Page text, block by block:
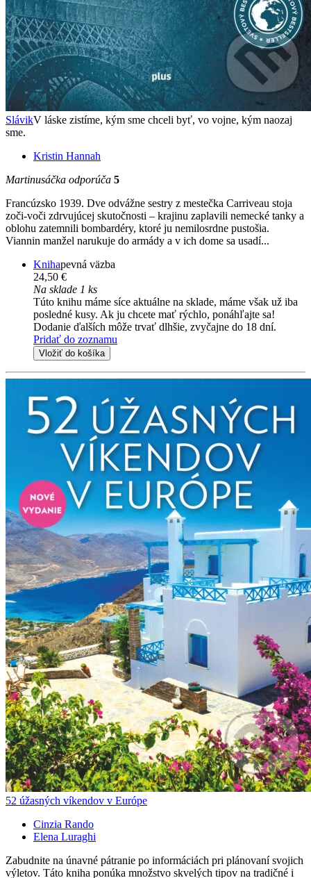
SlávikV láske zistíme, kým sme chceli byť, vo vojne, kým naozaj
sme.
Kristin Hannah
Martinusáčka odporúča 5
Francúzsko 1939. Dve odvážne sestry z mestečka Carriveau stoja
zoči-voči zdrvujúcej skutočnosti – krajinu zaplavili nemecké tanky a
oblohu zatemnili bombardéry, ktoré ju nemilosrdne pustošia.
Viannin manžel narukuje do armády a v ich dome sa usadí...
Knihapevná väzba
24,50 €
Na sklade 1 ks
Túto knihu máme síce aktuálne na sklade, máme však už iba
posledné kusy. Ak ju chcete mať rýchlo, ponáhľajte sa!
Dodanie ďalších môže trvať dlhšie, zvyčajne do 18 dní.
Pridať do zoznamu
Vložiť do košíka
52 úžasných víkendov v Európe
Cinzia Rando
Elena Luraghi
Zabudnite na únavné pátranie po informáciách pri plánovaní svojich
výletov. Táto kniha ponúka množstvo skvelých tipov na tradičné i